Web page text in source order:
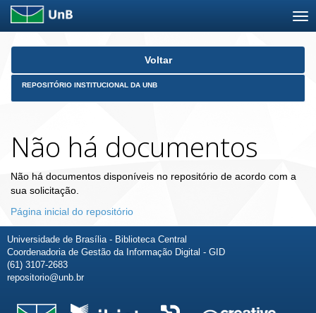
Skip
Voltar
REPOSITÓRIO INSTITUCIONAL DA UNB
Não há documentos
Não há documentos disponíveis no repositório de acordo com a
sua solicitação.
Página inicial do repositório
Universidade de Brasília - Biblioteca Central
Coordenadoria de Gestão da Informação Digital - GID
(61) 3107-2683
repositorio@unb.br